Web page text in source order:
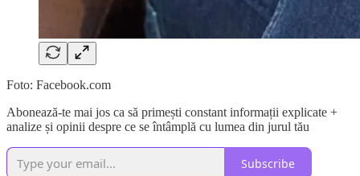
Foto: Facebook.com
Abonează-te mai jos ca să primești constant informații explicate +
analize și opinii despre ce se întâmplă cu lumea din jurul tău
Subscribe